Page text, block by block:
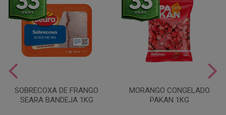
SOBRECOXA DE FRANGO
SEARA BANDEJA 1KG
MORANGO CONGELADO
PAKAN 1KG